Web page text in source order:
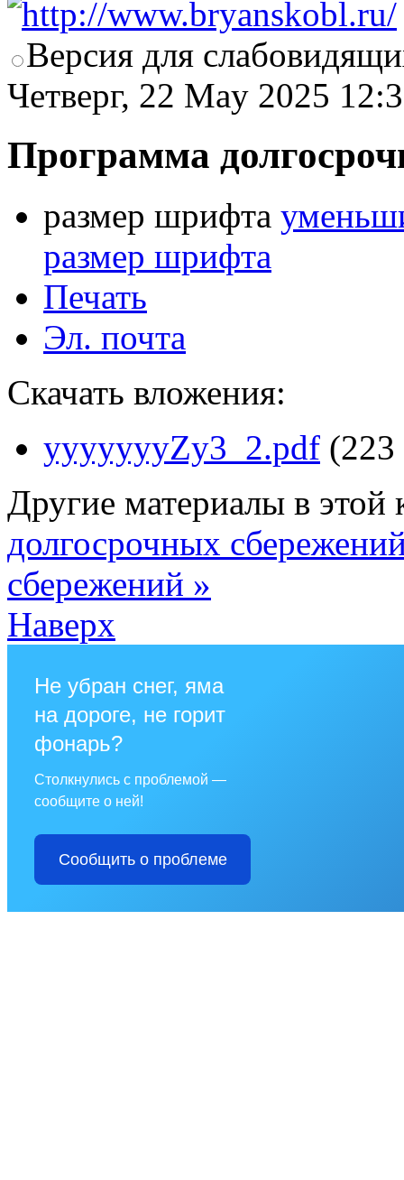
Версия для
Четверг, 22 May 2025
Программа
размер шрифта
размер шрифта
Печать
Эл. почта
Скачать вложения:
yyyyyyyZy3_2.pdf (223
Другие материалы в этой
долгосрочных
сбережений »
Наверх
Не убран снег, яма
на дороге, не горит
фонарь?
Столкнулись с проблемой —
сообщите о ней!
Сообщить о проблеме